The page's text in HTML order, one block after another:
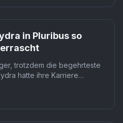
in Pluribus so
trotzdem die begehrteste
hatte ihre Karriere
Direktoren. Nun ist